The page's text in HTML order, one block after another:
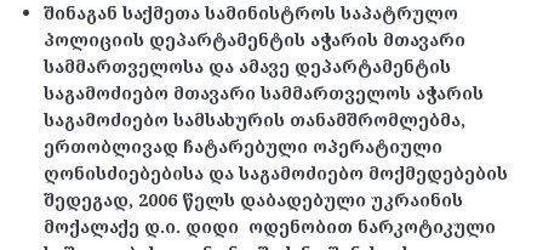
შინაგან საქმეთა სამინისტროს საპატრულო
პოლიციის დეპარტამენტის აჭარის მთავარი
სამმართველოსა და ამავე დეპარტამენტის
საგამოძიებო მთავარი სამმართველოს აჭარის
საგამოძიებო სამსახურის თანამშრომლებმა,
ერთობლივად ჩატარებული ოპერატიული
ღონისძიებებისა და საგამოძიებო მოქმედებების
შედეგად, 2006 წელს დაბადებული უკრაინის
მოქალაქე დ.ი. დიდი ოდენობით ნარკოტიკული